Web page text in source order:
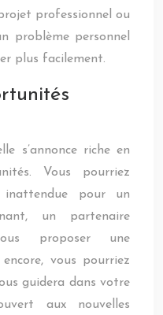
professionnel ou
problème personnel
plus facilement.
s’annonce riche en
Vous pourriez
inattendue pour un
un partenaire
proposer une
vous pourriez
guidera dans votre
aux nouvelles